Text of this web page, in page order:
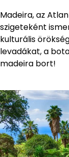
Madeira, az
szigeteként
kulturális
levadákat, a
madeira bort!